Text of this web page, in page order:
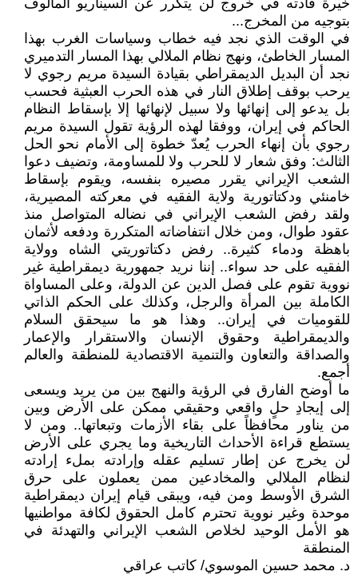
خيرة قادته في خروج لن يتكرر عن السيناريو المألوف
بتوجيه من المخرج...
في الوقت الذي نجد فيه خطاب وسياسات الغرب بهذا
المسار الخاطئ، ونهج نظام الملالي بهذا المسار التدميري
نجد أن البديل الديمقراطي بقيادة السيدة مريم رجوي لا
يرحب بوقف إطلاق النار في هذه الحرب العبثية فحسب
بل يدعو إلى إنهائها ولا سبيل لإنهائها إلا بإسقاط النظام
الحاكم في إيران، ووفقا لهذه الرؤية تقول السیدة‌ مريم
رجوي بأن إنهاء الحرب يُعدّ خطوة إلى الأمام نحو الحل
الثالث: وفق شعار لا للحرب ولا للمساومة، وتضيف دعوا
الشعب الإيراني يقرر مصيره بنفسه، ويقوم بإسقاط
خامنئي ودكتاتورية ولاية الفقيه في معركته المصيرية،
ولقد رفض الشعب الإيراني في نضاله المتواصل منذ
عقود طوال، ومن خلال انتفاضاته المتكررة ودفعه لأثمان
باهظة ودماء كثيرة.. رفض دكتاتوريتي الشاه وولایة
الفقیه على حد سواء.. إننا نريد جمهورية ديمقراطية غير
نووية تقوم على فصل الدين عن الدولة، وعلى المساواة
الكاملة بين المرأة والرجل، وكذلك على الحكم الذاتي
للقوميات في إيران.. وهذا هو ما سيحقق السلام
والديمقراطية وحقوق الإنسان والاستقرار والإعمار
والصداقة والتعاون والتنمية الاقتصادية للمنطقة والعالم
أجمع.
ما أوضح الفارق في الرؤية والنهج بين من يريد ويسعى
إلى إيجادِ حلٍ واقعي وحقيقي ممكن على الأرض وبين
من يناور محافظاً على بقاء الأزمات وتبعاتها.. ومن لا
يستطع قراءة الأحداث التاريخية وما يجري على الأرض
لن يخرج عن إطار تسليم عقله وإرادته بملء إرادته
لنظام الملالي والمخادعين ممن يعملون على حرق
الشرق الأوسط ومن فيه، ويبقى قيام إيران ديمقراطية
موحدة وغير نووية تحترم كامل الحقوق لكافة مواطنيها
هو الأمل الوحيد لخلاص الشعب الإيراني والتهدئة في
المنطقة
د. محمد حسين الموسوي/ كاتب عراقي